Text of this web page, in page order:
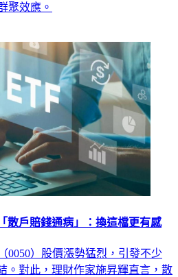
域的關鍵地位更加明確，外資
0050）股價漲勢猛烈，引發不少